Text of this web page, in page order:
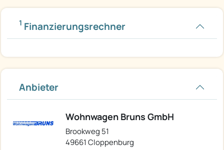
1 Finanzierungsrechner
Anbieter
Wohnwagen Bruns GmbH
Brookweg 51
49661 Cloppenburg